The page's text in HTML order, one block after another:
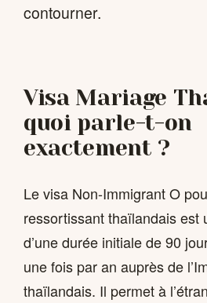
contourner.
Visa Mariage
quoi parle-t-on
exactement ?
Le visa Non-Immigrant O
ressortissant thaïlandais est
d’une durée initiale de 90
une fois par an auprès de
thaïlandais. Il permet à